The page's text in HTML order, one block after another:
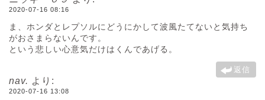
2020-07-16 08:16
ま、ホンダとレプソルにどうにかして波風たてないと気持ち
がおさまらないんです。
という悲しい心意気だけはくんであげる。
返信
nav. より:
2020-07-16 13:08